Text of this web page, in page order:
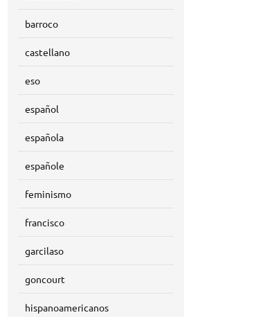
barroco
castellano
eso
español
española
españole
feminismo
francisco
garcilaso
goncourt
hispanoamericanos